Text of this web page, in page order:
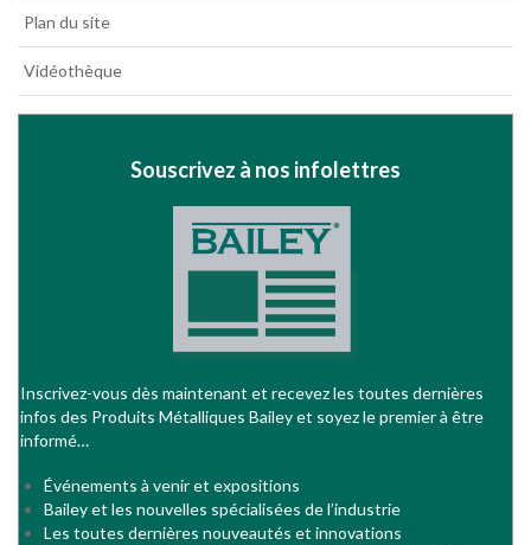
Plan du site
Vidéothèque
Souscrivez à nos infolettres
Inscrivez-vous dès maintenant et recevez les toutes dernières
infos des Produits Métalliques Bailey et soyez le premier à être
informé…
Événements à venir et expositions
Bailey et les nouvelles spécialisées de l’industrie
Les toutes dernières nouveautés et innovations